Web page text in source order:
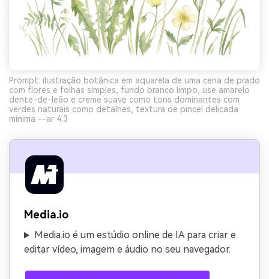
Prompt: ilustração botânica em aquarela de uma cena de prado
com flores e folhas simples, fundo branco limpo, use amarelo
dente-de-leão e creme suave como tons dominantes com
verdes naturais como detalhes, textura de pincel delicada
mínima --ar 4:3
Media.io
Media.io é um estúdio online de IA para criar e
editar vídeo, imagem e áudio no seu navegador.